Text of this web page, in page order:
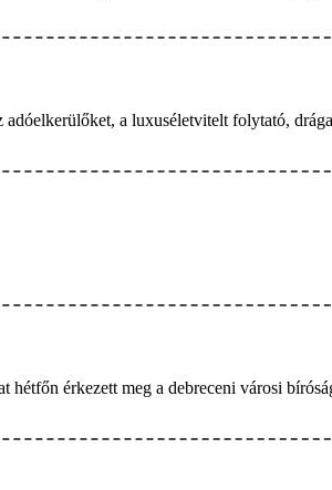
a luxuséletvitelt folytató,
érkezett meg a debreceni városi